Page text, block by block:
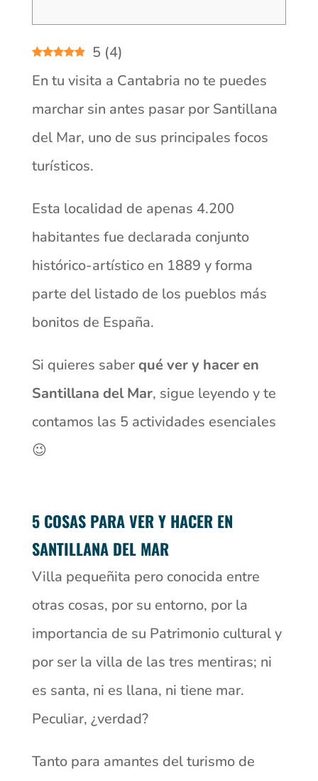
5 (4)
En tu visita a Cantabria no te puedes
marchar sin antes pasar por Santillana
del Mar, uno de sus principales focos
turísticos.
Esta localidad de apenas 4.200
habitantes fue declarada conjunto
histórico-artísticoen 1889 y forma
parte del listado de los pueblos más
bonitos de España.
Si quieres saberqué ver y hacer en
Santillana del Mar, sigue leyendo y te
contamos las 5 actividades esenciales
😉
5 COSAS PARA VER Y HACER EN
SANTILLANA DEL MAR
Villa pequeñita pero conocida entre
otras cosas, por su entorno, por la
importancia de su Patrimonio cultural y
por ser la villa de las tres mentiras; ni
es santa, ni es llana, ni tiene mar.
Peculiar, ¿verdad?
Tanto para amantes del turismo de